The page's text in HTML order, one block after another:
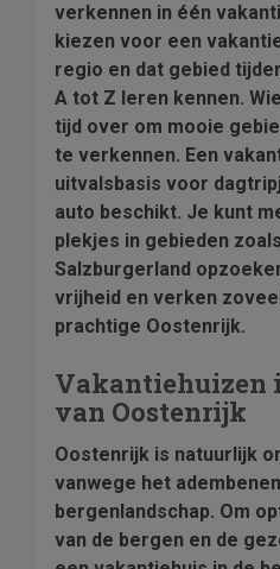
verkennen in één
kiezen voor een
regio en dat gebied
A tot Z leren kennen.
tijd over om mooie
te verkennen. Een
uitvalsbasis voor
auto beschikt. Je kunt
plekjes in gebieden zoals
Salzburgerland
vrijheid en verken
prachtige Oostenrijk.
Vakantiehuizen
van Oostenrijk
Oostenrijk is natuurlijk
vanwege het
bergenlandschap. Om
van de bergen en de